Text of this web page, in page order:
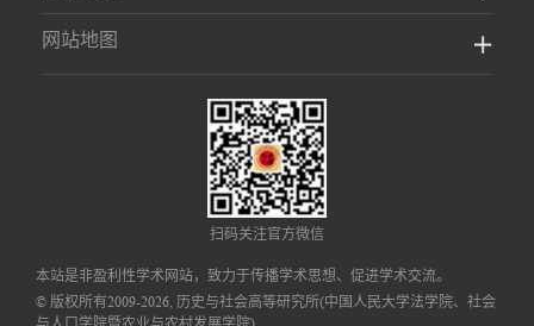
网站地图
扫码关注官方微信
本站是非盈利性学术网站，致力于传播学术思想、促进学术交流。
© 版权所有2009-2026, 历史与社会高等研究所(中国人民大学法学院、社会